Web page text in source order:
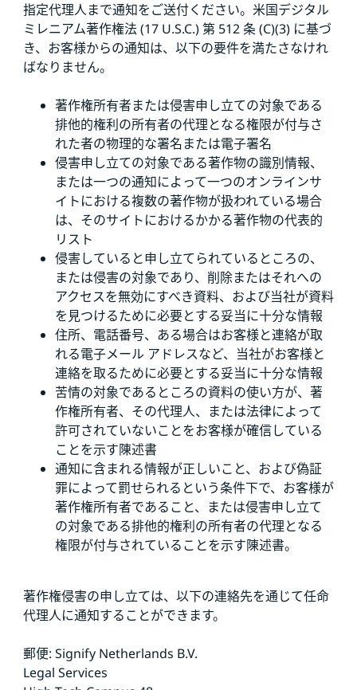
指定代理人まで通知をご送付ください。米国デジタル
ミレニアム著作権法 (17 U.S.C.) 第 512 条 (C)(3) に基づ
き、お客様からの通知は、以下の要件を満たさなけれ
ばなりません。
著作権所有者または侵害申し立ての対象である
排他的権利の所有者の代理となる権限が付与さ
れた者の物理的な署名または電子署名
侵害申し立ての対象である著作物の識別情報、
または一つの通知によって一つのオンラインサ
イトにおける複数の著作物が扱われている場合
は、そのサイトにおけるかかる著作物の代表的
リスト
侵害していると申し立てられているところの、
または侵害の対象であり、削除またはそれへの
アクセスを無効にすべき資料、および当社が資料
を見つけるために必要とする妥当に十分な情報
住所、電話番号、ある場合はお客様と連絡が取
れる電子メール アドレスなど、当社がお客様と
連絡を取るために必要とする妥当に十分な情報
苦情の対象であるところの資料の使い方が、著
作権所有者、その代理人、または法律によって
許可されていないことをお客様が確信している
ことを示す陳述書
通知に含まれる情報が正しいこと、および偽証
罪によって罰せられるという条件下で、お客様が
著作権所有者であること、または侵害申し立て
の対象である排他的権利の所有者の代理となる
権限が付与されていることを示す陳述書。
著作権侵害の申し立ては、以下の連絡先を通じて任命
代理人に通知することができます。
郵便: Signify Netherlands B.V.
Legal Services